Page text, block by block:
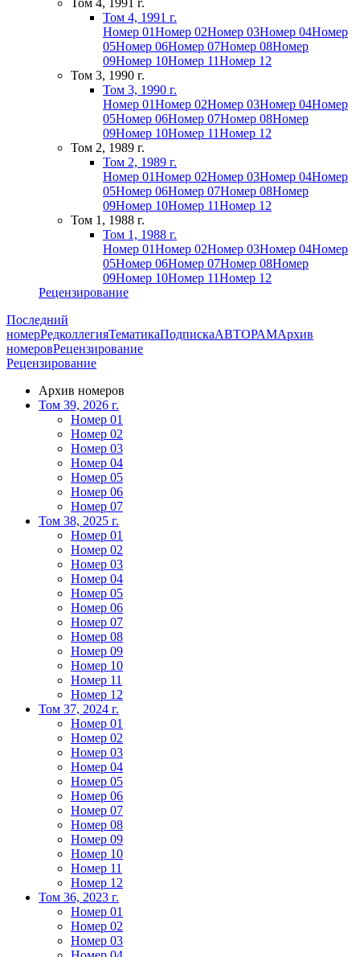
Том 4, 1991 г.
Том 4, 1991 г.
Номер 01Номер 02Номер 03Номер 04Номер
05Номер 06Номер 07Номер 08Номер
09Номер 10Номер 11Номер 12
Том 3, 1990 г.
Том 3, 1990 г.
Номер 01Номер 02Номер 03Номер 04Номер
05Номер 06Номер 07Номер 08Номер
09Номер 10Номер 11Номер 12
Том 2, 1989 г.
Том 2, 1989 г.
Номер 01Номер 02Номер 03Номер 04Номер
05Номер 06Номер 07Номер 08Номер
09Номер 10Номер 11Номер 12
Том 1, 1988 г.
Том 1, 1988 г.
Номер 01Номер 02Номер 03Номер 04Номер
05Номер 06Номер 07Номер 08Номер
09Номер 10Номер 11Номер 12
Рецензирование
Последний
номерРедколлегияТематикаПодпискаАВТОРАМАрхив
номеровРецензирование
Рецензирование
Архив номеров
Том 39, 2026 г.
Номер 01
Номер 02
Номер 03
Номер 04
Номер 05
Номер 06
Номер 07
Том 38, 2025 г.
Номер 01
Номер 02
Номер 03
Номер 04
Номер 05
Номер 06
Номер 07
Номер 08
Номер 09
Номер 10
Номер 11
Номер 12
Том 37, 2024 г.
Номер 01
Номер 02
Номер 03
Номер 04
Номер 05
Номер 06
Номер 07
Номер 08
Номер 09
Номер 10
Номер 11
Номер 12
Том 36, 2023 г.
Номер 01
Номер 02
Номер 03